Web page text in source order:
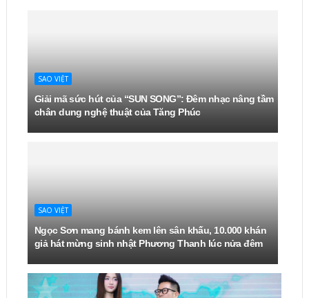
SAO VIỆT
Giải mã sức hút của “SUN SONG”: Đêm nhạc nâng tầm
chân dung nghệ thuật của Tăng Phúc
SAO VIỆT
Ngọc Sơn mang bánh kem lên sân khấu, 10.000 khán
giả hát mừng sinh nhật Phương Thanh lúc nửa đêm